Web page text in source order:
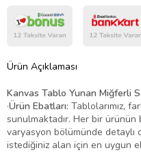
Ürün Açıklaması
Kanvas Tablo Yunan Miğferli
·Ürün Ebatları: Tablolarımız,
sunulmaktadır. Her bir ürünün
varyasyon bölümünde
istediğiniz alan için en uygun